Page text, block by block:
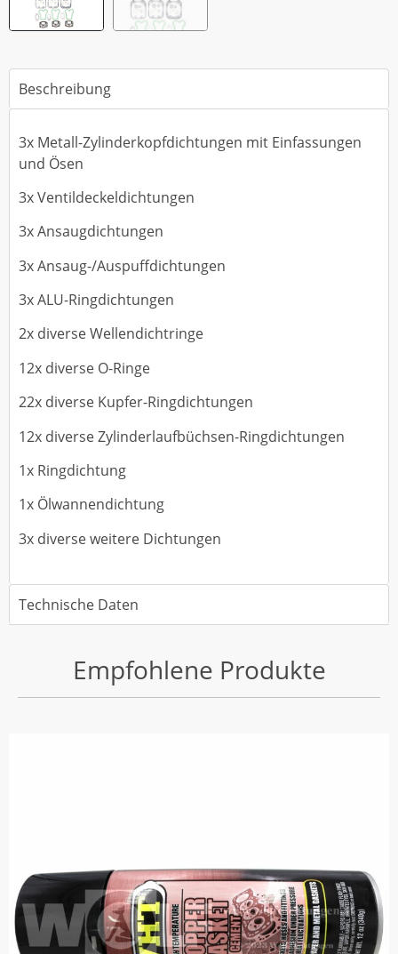
Beschreibung
3x Metall-Zylinderkopfdichtungen mit Einfassungen
und Ösen
3x Ventildeckeldichtungen
3x Ansaugdichtungen
3x Ansaug-/Auspuffdichtungen
3x ALU-Ringdichtungen
2x diverse Wellendichtringe
12x diverse O-Ringe
22x diverse Kupfer-Ringdichtungen
12x diverse Zylinderlaufbüchsen-Ringdichtungen
1x Ringdichtung
1x Ölwannendichtung
3x diverse weitere Dichtungen
Technische Daten
Empfohlene Produkte